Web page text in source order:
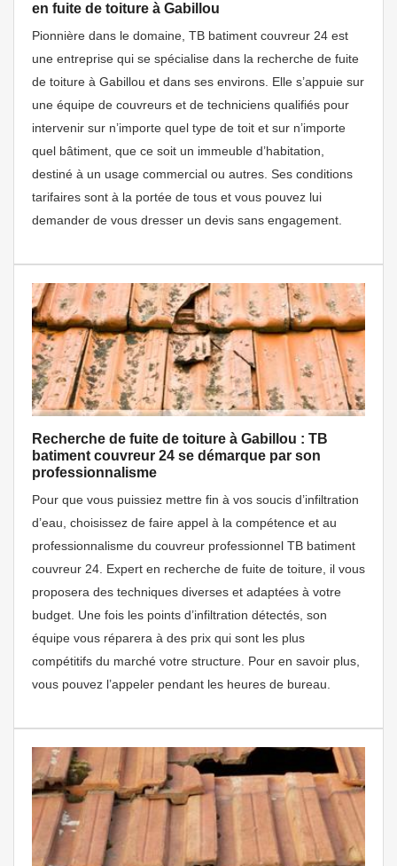
en fuite de toiture à Gabillou
Pionnière dans le domaine, TB batiment couvreur 24 est
une entreprise qui se spécialise dans la recherche de fuite
de toiture à Gabillou et dans ses environs. Elle s’appuie sur
une équipe de couvreurs et de techniciens qualifiés pour
intervenir sur n’importe quel type de toit et sur n’importe
quel bâtiment, que ce soit un immeuble d’habitation,
destiné à un usage commercial ou autres. Ses conditions
tarifaires sont à la portée de tous et vous pouvez lui
demander de vous dresser un devis sans engagement.
Recherche de fuite de toiture à Gabillou : TB
batiment couvreur 24 se démarque par son
professionnalisme
Pour que vous puissiez mettre fin à vos soucis d’infiltration
d’eau, choisissez de faire appel à la compétence et au
professionnalisme du couvreur professionnel TB batiment
couvreur 24. Expert en recherche de fuite de toiture, il vous
proposera des techniques diverses et adaptées à votre
budget. Une fois les points d’infiltration détectés, son
équipe vous réparera à des prix qui sont les plus
compétitifs du marché votre structure. Pour en savoir plus,
vous pouvez l’appeler pendant les heures de bureau.